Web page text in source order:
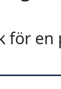
för